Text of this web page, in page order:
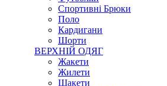
Спортивні Брюки
Поло
Кардигани
Шорти
ВЕРХНІЙ ОДЯГ
Жакети
Жилети
Шакети